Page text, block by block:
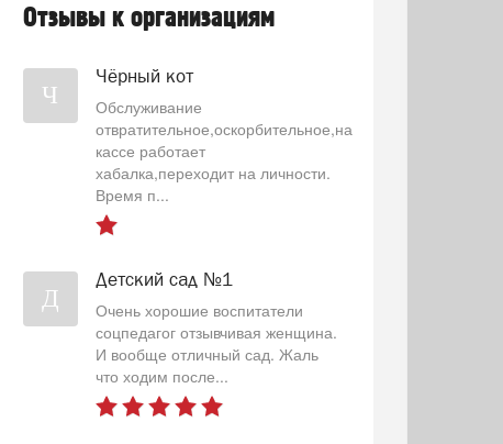
Отзывы к организациям
Ч
Чёрный кот
Обслуживание
отвратительное,оскорбительное,на
кассе работает
хабалка,переходит на личности.
Время п...
Д
Детский сад №1
Очень хорошие воспитатели
соцпедагог отзывчивая женщина.
И вообще отличный сад. Жаль
что ходим после...